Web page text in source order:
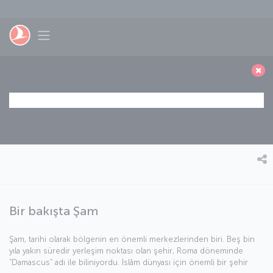
Toggle navigation
Bir bakışta Şam
Şam, tarihi olarak bölgenin en önemli merkezlerinden biri. Beş bin
yıla yakın süredir yerleşim noktası olan şehir, Roma döneminde
“Damascus” adı ile biliniyordu. İslâm dünyası için önemli bir şehir